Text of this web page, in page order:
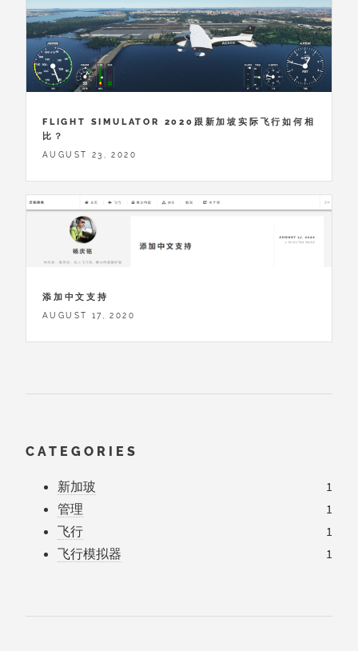
FLIGHT SIMULATOR 2020跟新加坡实际飞行如何相
比？
AUGUST 23, 2020
添加中文支持
AUGUST 17, 2020
CATEGORIES
新加玻
1
管理
1
飞行
1
飞行模拟器
1